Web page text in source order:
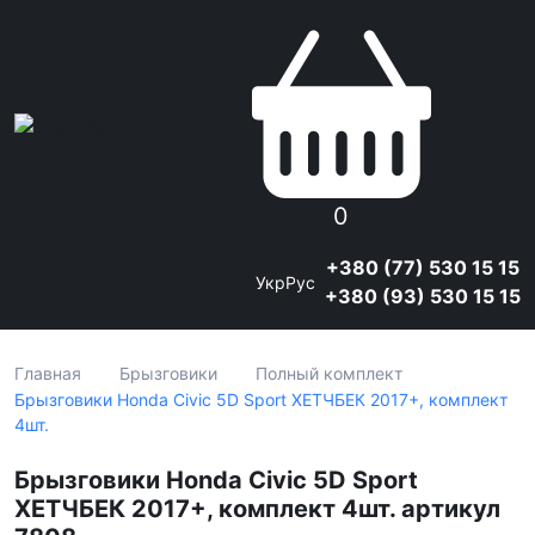
0
УкрРус
+380 (77) 530 15 15
+380 (93) 530 15 15
Главная Брызговики
Полный комплект
Брызговики Honda Civic 5D Sport ХЕТЧБЕК 2017+, комплект
4шт.
Брызговики Honda Civic 5D Sport
ХЕТЧБЕК 2017+, комплект 4шт. артикул